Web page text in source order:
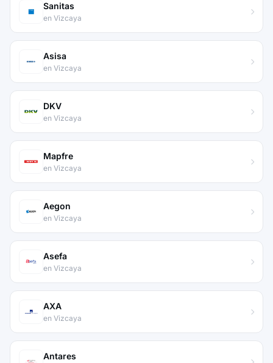
Sanitas
en Vizcaya
Asisa
en Vizcaya
DKV
en Vizcaya
Mapfre
en Vizcaya
Aegon
en Vizcaya
Asefa
en Vizcaya
AXA
en Vizcaya
Antares